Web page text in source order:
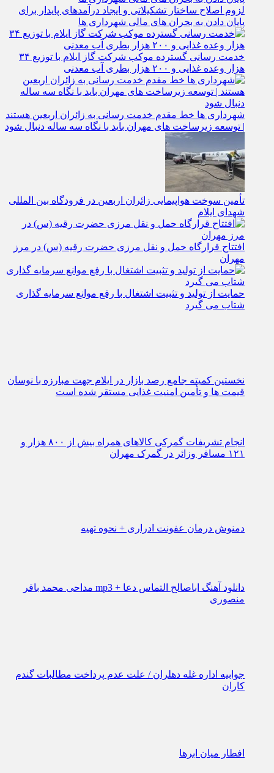
لزوم اصلاح ساختار تشکیلاتی و ایجاد درآمدهای پایدار برای
پایان دادن به بحران‌ های مالی شهرداری‌ ها
خدمت رسانی گسترده موکب شرکت گاز ایلام با توزیع ۳۴
هزار وعده غذایی و ۲۰۰ هزار بطری آب معدنی
شهرداری‌ ها خط مقدم خدمت ‌رسانی به زائران اربعین هستند
| توسعه زیرساخت ‌های مهران باید با نگاه سه‌ ساله دنبال شود
تأمین سوخت هواپیمایی زائران اربعین در فرودگاه بین المللی
شهدای ایلام
افتتاح قرارگاه حمل‌ و نقل مرزی حضرت رقیه (س) در مرز
مهران
حمایت از تولید و تثبیت اشتغال با رفع موانع سرمایه‌ گذاری
شتاب می‌ گیرد
انجام تشریفات گمرکی کالاهای همراه بیش از ۸۰۰ هزار و
۱۲۱ مسافر وزائر در گمرک مهران
کاران
اردیبهشت ۱۴۰۱
همسر مهدی قائدی فیتیله را پایین کشید/ سکوت بعد از حاشیه
های زشت!